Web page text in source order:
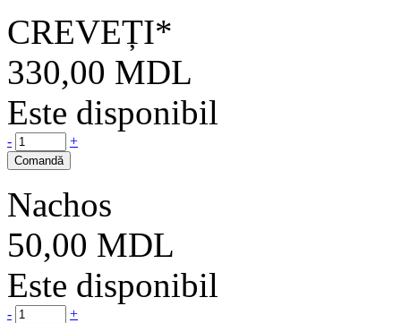
CREVEȚI*
330,00 MDL
Este disponibil
- +
Comandă
Nachos
50,00 MDL
Este disponibil
- +